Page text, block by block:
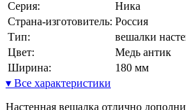
Серия:
Ника
Страна-изготовитель: Россия
Тип:
вешалки
Цвет:
Медь антик
Ширина:
180 мм
▾ Все характеристики
Настенная вешалка отлично